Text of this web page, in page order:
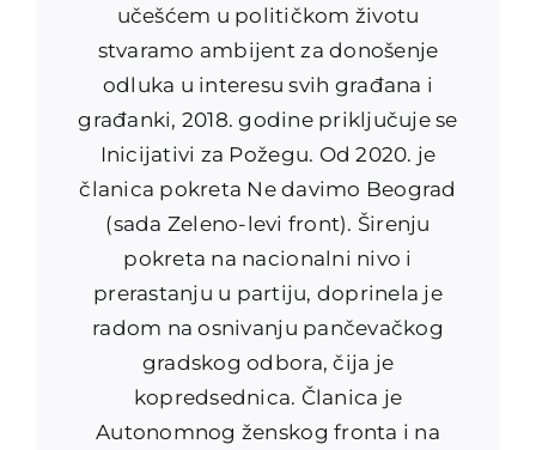
učešćem u političkom životu
stvaramo ambijent za donošenje
odluka u interesu svih građana i
građanki, 2018. godine priključuje se
Inicijativi za Požegu. Od 2020. je
članica pokreta Ne davimo Beograd
(sada Zeleno-levi front). Širenju
pokreta na nacionalni nivo i
prerastanju u partiju, doprinela je
radom na osnivanju pančevačkog
gradskog odbora, čija je
kopredsednica. Članica je
Autonomnog ženskog fronta i na